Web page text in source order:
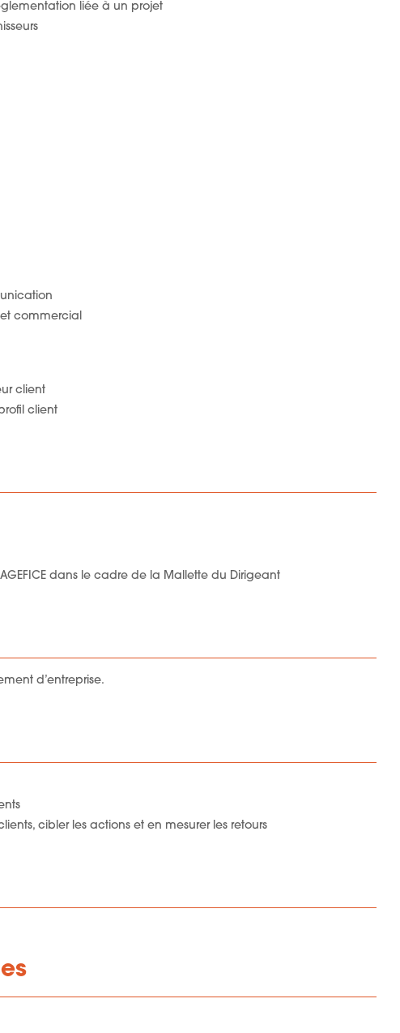
liée à un projet
et commercial
client
client
dans le cadre de la Mallette du Dirigeant
d’entreprise.
cibler les actions et en mesurer les retours